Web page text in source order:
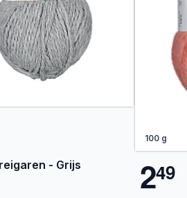
- Grijs
100 g
249